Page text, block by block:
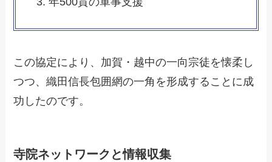
この協定により、加賀・越中の一向宗徒を懐柔し
つつ、織田信長包囲網の一角を形成することに成
功したのです。
寺院ネットワークと情報収集